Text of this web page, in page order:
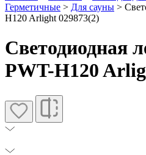
Герметичные > Для сауны >
H120 Arlight 029873(2)
Светодиодная
PWT-H120